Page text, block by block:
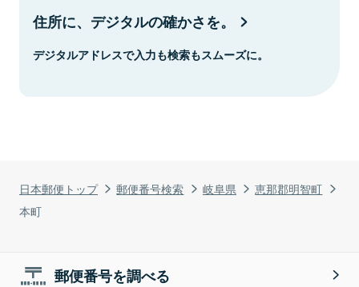
日本郵便トップ 郵便番号検索 岐阜県
恵那郡明智町
本町
住所に、デジタルの確かさを。
デジタルアドレスで入力も検索もスムーズに。
郵便番号を調べる